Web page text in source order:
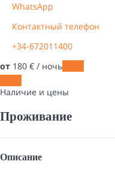
WhatsApp
Контактный телефон
+34-672011400
от 180 € / ночь
Наличие и цены
Проживание
Описание